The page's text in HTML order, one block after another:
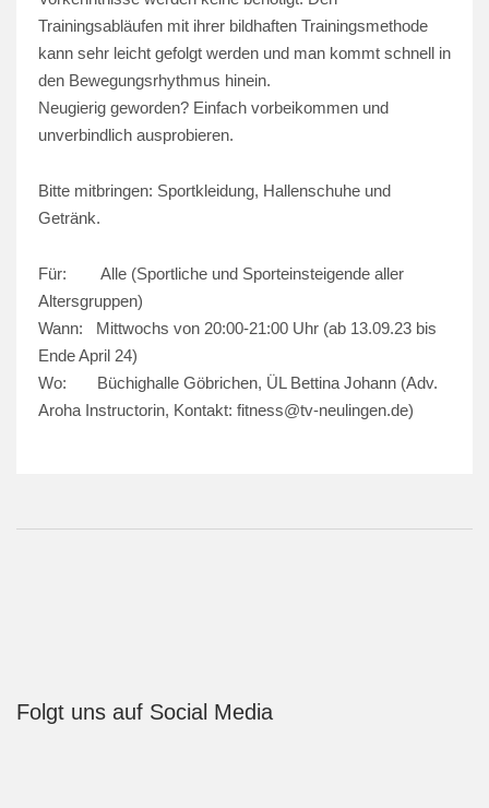
Trainingsabläufen mit ihrer bildhaften Trainingsmethode
kann sehr leicht gefolgt werden und man kommt schnell in
den Bewegungsrhythmus hinein.
Neugierig geworden? Einfach vorbeikommen und
unverbindlich ausprobieren.
Bitte mitbringen: Sportkleidung, Hallenschuhe und
Getränk.
Für: Alle (Sportliche und Sporteinsteigende aller
Altersgruppen)
Wann: Mittwochs von 20:00-21:00 Uhr (ab 13.09.23 bis
Ende April 24)
Wo: Büchighalle Göbrichen, ÜL Bettina Johann (Adv.
Aroha Instructorin, Kontakt: fitness@tv-neulingen.de)
Folgt uns auf Social Media